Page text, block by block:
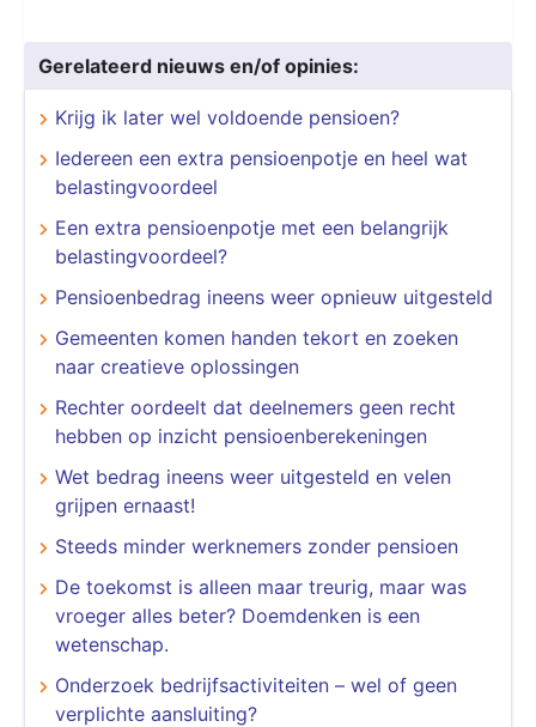
Gerelateerd nieuws en/of opinies:
Krijg ik later wel voldoende pensioen?
Iedereen een extra pensioenpotje en heel wat
belastingvoordeel
Een extra pensioenpotje met een belangrijk
belastingvoordeel?
Pensioenbedrag ineens weer opnieuw uitgesteld
Gemeenten komen handen tekort en zoeken
naar creatieve oplossingen
Rechter oordeelt dat deelnemers geen recht
hebben op inzicht pensioenberekeningen
Wet bedrag ineens weer uitgesteld en velen
grijpen ernaast!
Steeds minder werknemers zonder pensioen
De toekomst is alleen maar treurig, maar was
vroeger alles beter? Doemdenken is een
wetenschap.
Onderzoek bedrijfsactiviteiten – wel of geen
verplichte aansluiting?